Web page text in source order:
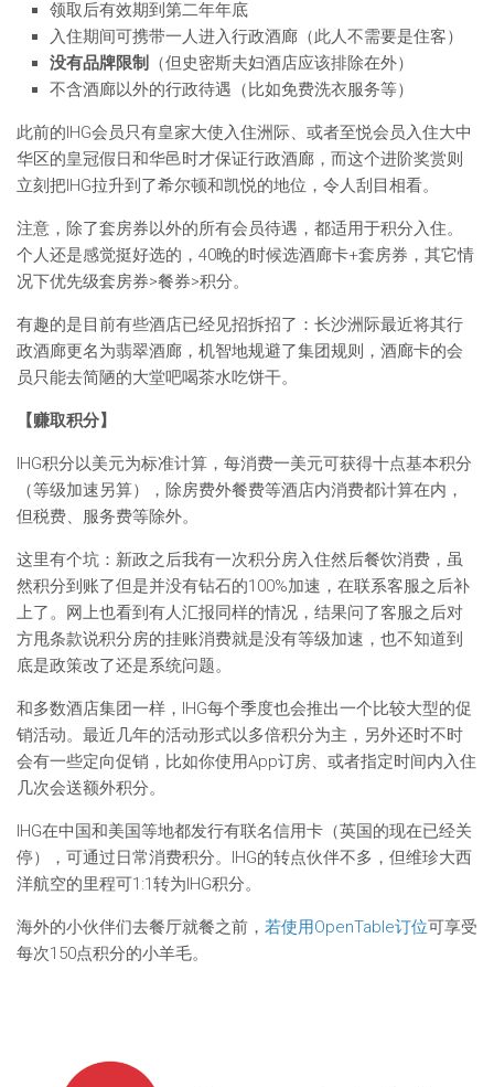
领取后有效期到第二年年底
入住期间可携带一人进入行政酒廊（此人不需要是住客）
没有品牌限制
（但史密斯夫妇酒店应该排除在外）
不含酒廊以外的行政待遇（比如免费洗衣服务等）
此前的IHG会员只有皇家大使入住洲际、或者至悦会员入住大中
华区的皇冠假日和华邑时才保证行政酒廊，而这个进阶奖赏则
立刻把IHG拉升到了希尔顿和凯悦的地位，令人刮目相看。
注意，除了套房券以外的所有会员待遇，都适用于积分入住。
个人还是感觉挺好选的，40晚的时候选酒廊卡+套房券，其它情
况下优先级套房券>餐券>积分。
有趣的是目前有些酒店已经见招拆招了：长沙洲际最近将其行
政酒廊更名为翡翠酒廊，机智地规避了集团规则，酒廊卡的会
员只能去简陋的大堂吧喝茶水吃饼干。
【赚取积分】
IHG积分以美元为标准计算，每消费一美元可获得十点基本积分
（等级加速另算），除房费外餐费等酒店内消费都计算在内，
但税费、服务费等除外。
这里有个坑：新政之后我有一次积分房入住然后餐饮消费，虽
然积分到账了但是并没有钻石的100%加速，在联系客服之后补
上了。网上也看到有人汇报同样的情况，结果问了客服之后对
方甩条款说积分房的挂账消费就是没有等级加速，也不知道到
底是政策改了还是系统问题。
和多数酒店集团一样，IHG每个季度也会推出一个比较大型的促
销活动。最近几年的活动形式以多倍积分为主，另外还时不时
会有一些定向促销，比如你使用App订房、或者指定时间内入住
几次会送额外积分。
IHG在中国和美国等地都发行有联名信用卡（英国的现在已经关
停），可通过日常消费积分。IHG的转点伙伴不多，但维珍大西
洋航空的里程可1:1转为IHG积分。
海外的小伙伴们去餐厅就餐之前， 若使用OpenTable订位可享受
每次150点积分的小羊毛。